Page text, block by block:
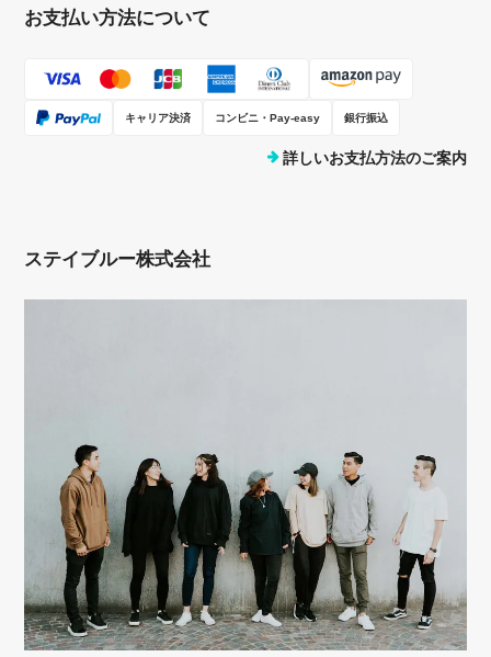
お支払い方法について
キャリア決済 コンビニ・Pay-easy 銀行振込
詳しいお支払方法のご案内
ステイブルー株式会社